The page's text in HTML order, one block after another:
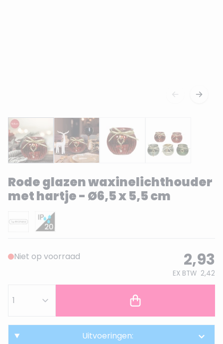
Rode glazen waxinelichthouder
met hartje - Ø6,5 x 5,5 cm
Niet op voorraad 2,93
EX BTW 2,42
Uitvoeringen: